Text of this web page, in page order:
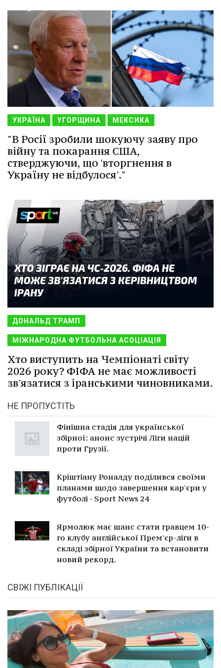
УКРАЇНА УГОРЩИНА МЕКСИКА
"В Росії зробили шокуючу заяву про
війну та покарання США,
стверджуючи, що 'вторгнення в
Україну не відбулося'."
ДОНАЛЬД ТРАМП
МІЖНАРОДНА ФУТБОЛЬНА АСОЦІАЦІЯ
Хто виступить на Чемпіонаті світу
2026 року? ФІФА не має можливості
зв'язатися з іранськими чиновниками.
НЕ ПРОПУСТІТЬ
Фінішна стадія для української
збірної: анонс зустрічі Ліги націй
проти Грузії.
Кріштіану Роналду поділився своїми
планами щодо завершення кар'єри у
футболі - Sport News 24
Ярмолюк має шанс стати гравцем 10-
го клубу англійської Прем'єр-ліги в
складі збірної України та встановити
новий рекорд.
СВІЖІ ПУБЛІКАЦІЇ